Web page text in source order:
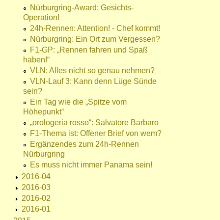
Nürburgring-Award: Gesichts-
Operation!
24h-Rennen: Attention! - Chef kommt!
Nürburgring: Ein Ort zum Vergessen?
F1-GP: „Rennen fahren und Spaß
haben!“
VLN: Alles nicht so genau nehmen?
VLN-Lauf 3: Kann denn Lüge Sünde
sein?
Ein Tag wie die „Spitze vom
Höhepunkt“
„orologeria rosso“: Salvatore Barbaro
F1-Thema ist: Offener Brief von wem?
Ergänzendes zum 24h-Rennen
Nürburgring
Es muss nicht immer Panama sein!
2016-04
2016-03
2016-02
2016-01